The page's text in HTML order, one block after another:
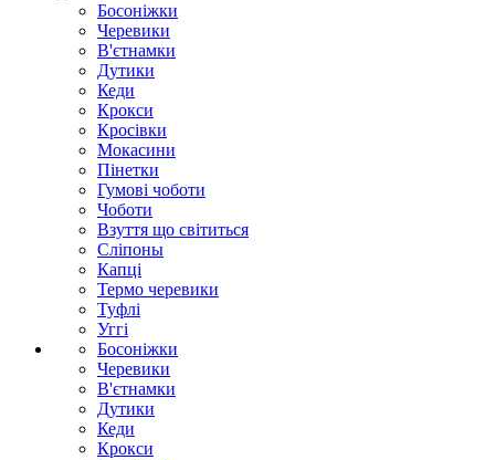
Босоніжки
Черевики
В'єтнамки
Дутики
Кеди
Крокси
Кросівки
Мокасини
Пінетки
Гумові чоботи
Чоботи
Взуття що світиться
Сліпоны
Капці
Термо черевики
Туфлі
Уггі
Босоніжки
Черевики
В'єтнамки
Дутики
Кеди
Крокси